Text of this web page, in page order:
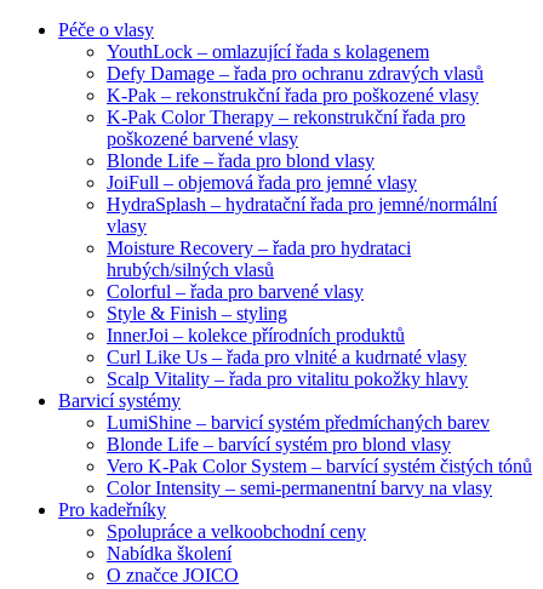
Péče o vlasy
YouthLock – omlazující řada s kolagenem
Defy Damage – řada pro ochranu zdravých vlasů
K-Pak – rekonstrukční řada pro poškozené vlasy
K-Pak Color Therapy – rekonstrukční řada pro
poškozené barvené vlasy
Blonde Life – řada pro blond vlasy
JoiFull – objemová řada pro jemné vlasy
HydraSplash – hydratační řada pro jemné/normální
vlasy
Moisture Recovery – řada pro hydrataci
hrubých/silných vlasů
Colorful – řada pro barvené vlasy
Style & Finish – styling
InnerJoi – kolekce přírodních produktů
Curl Like Us – řada pro vlnité a kudrnaté vlasy
Scalp Vitality – řada pro vitalitu pokožky hlavy
Barvicí systémy
LumiShine – barvicí systém předmíchaných barev
Blonde Life – barvící systém pro blond vlasy
Vero K-Pak Color System – barvící systém čistých tónů
Color Intensity – semi-permanentní barvy na vlasy
Pro kadeřníky
Spolupráce a velkoobchodní ceny
Nabídka školení
O značce JOICO